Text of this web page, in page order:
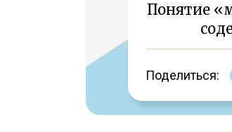
Понятие
Поделиться: